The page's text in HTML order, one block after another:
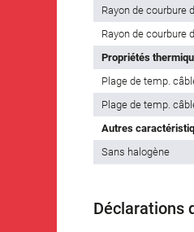
Rayon de courbure
Rayon de courbure
Propriétés
Plage de temp.
Plage de temp.
Autres
Sans halogène
Déclarations